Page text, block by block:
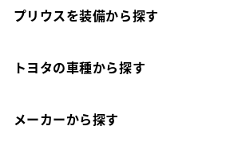
プリウスを装備から探す
トヨタの車種から探す
メーカーから探す